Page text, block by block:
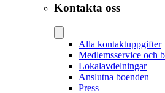
Kontakta oss
Alla kontaktuppgifter
Medlemsservice och
Lokalavdelningar
Anslutna boenden
Press